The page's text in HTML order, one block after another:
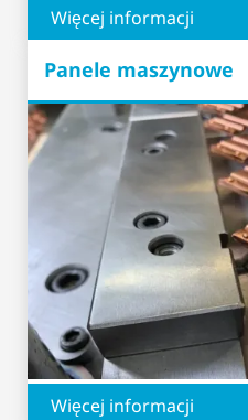
Więcej informacji
Panele maszynowe
Więcej informacji